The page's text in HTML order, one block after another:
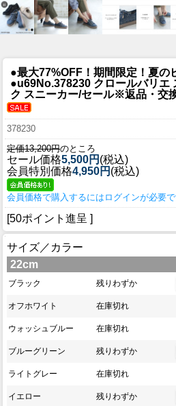
●最大77%OFF！期間限定！夏の
●u69No.378230 クロールバリエ
ク スニーカー/セール※返品・交
378230
定価13,200円のところ
セール価格5,500円 (税込)
会員特別価格4,950円 (税込)
会員価格で購入するにはログインが必要
[50ポイント進呈 ]
サイズ／カラー
22cm
ブラック 残りわずか
オフホワイト 在庫切れ
ウォッシュブルー 在庫切れ
ブルーグリーン 残りわずか
ライトグレー 在庫切れ
イエロー 残りわずか